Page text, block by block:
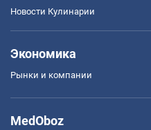
Новости Кулинарии
Экономика
Рынки и компании
MedOboz